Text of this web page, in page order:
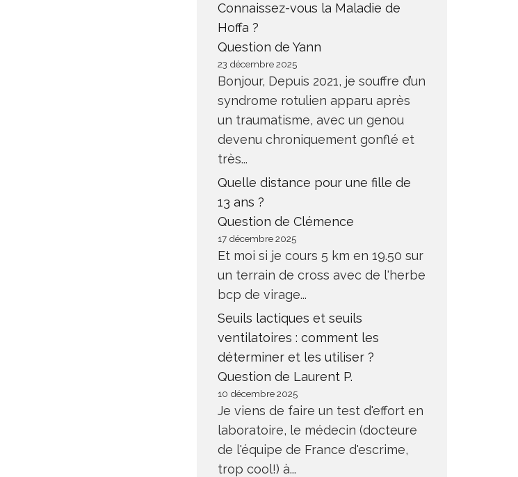
Connaissez-vous la Maladie de
Hoffa ?
Question de Yann
23 décembre 2025
Bonjour, Depuis 2021, je souffre d’un
syndrome rotulien apparu après
un traumatisme, avec un genou
devenu chroniquement gonflé et
très...
Quelle distance pour une fille de
13 ans ?
Question de Clémence
17 décembre 2025
Et moi si je cours 5 km en 19.50 sur
un terrain de cross avec de l'herbe
bcp de virage...
Seuils lactiques et seuils
ventilatoires : comment les
déterminer et les utiliser ?
Question de Laurent P.
10 décembre 2025
Je viens de faire un test d'effort en
laboratoire, le médecin (docteure
de l'équipe de France d'escrime,
trop cool!) à...